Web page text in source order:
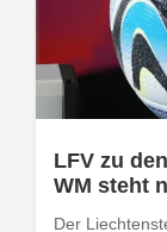
LFV zu
WM steht
Der